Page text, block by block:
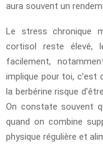
aura souvent un
Le stress chronique
cortisol reste élevé,
facilement,
implique pour toi, c’est
la berbérine risque
On constate souvent
quand on combine
physique régulière et